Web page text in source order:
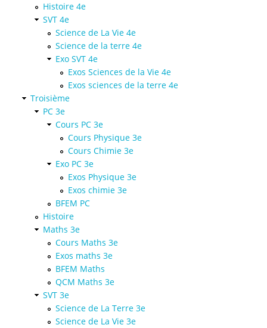
Histoire 4e
SVT 4e
Science de La Vie 4e
Science de la terre 4e
Exo SVT 4e
Exos Sciences de la Vie 4e
Exos sciences de la terre 4e
Troisième
PC 3e
Cours PC 3e
Cours Physique 3e
Cours Chimie 3e
Exo PC 3e
Exos Physique 3e
Exos chimie 3e
BFEM PC
Histoire
Maths 3e
Cours Maths 3e
Exos maths 3e
BFEM Maths
QCM Maths 3e
SVT 3e
Science de La Terre 3e
Science de La Vie 3e